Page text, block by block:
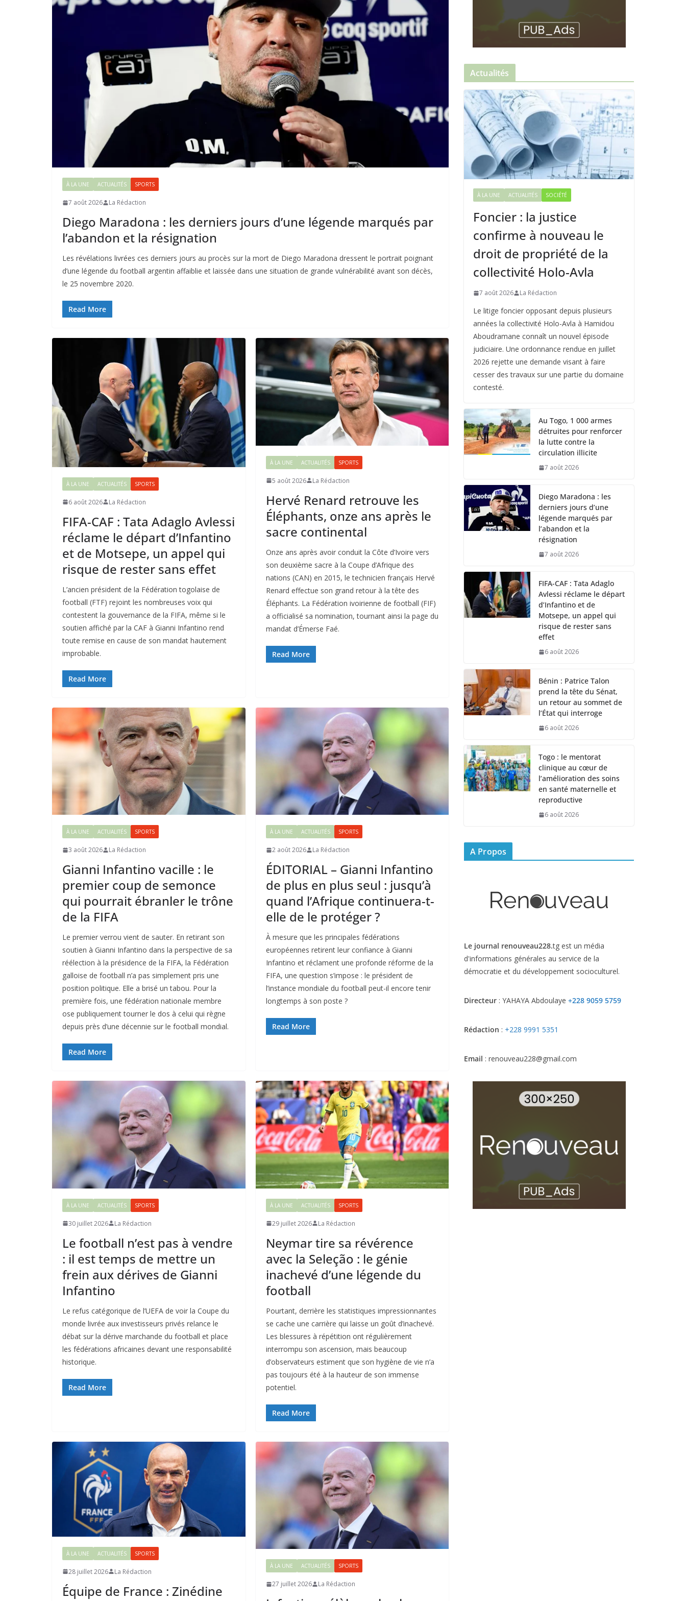
À LA UNE ACTUALITÉS SPORTS
7 août 2026 La Rédaction
Diego Maradona : les derniers jours d’une légende marqués par
l’abandon et la résignation
Les révélations livrées ces derniers jours au procès sur la mort de Diego Maradona dressent le portrait poignant
d’une légende du football argentin affaiblie et laissée dans une situation de grande vulnérabilité avant son décès,
le 25 novembre 2020.
Read More
À LA UNE ACTUALITÉS SPORTS
6 août 2026 La Rédaction
FIFA-CAF : Tata Adaglo Avlessi
réclame le départ d’Infantino
et de Motsepe, un appel qui
risque de rester sans effet
L’ancien président de la Fédération togolaise de
football (FTF) rejoint les nombreuses voix qui
contestent la gouvernance de la FIFA, même si le
soutien affiché par la CAF à Gianni Infantino rend
toute remise en cause de son mandat hautement
improbable.
Read More
À LA UNE ACTUALITÉS SPORTS
5 août 2026 La Rédaction
Hervé Renard retrouve les
Éléphants, onze ans après le
sacre continental
Onze ans après avoir conduit la Côte d’Ivoire vers
son deuxième sacre à la Coupe d’Afrique des
nations (CAN) en 2015, le technicien français Hervé
Renard effectue son grand retour à la tête des
Éléphants. La Fédération ivoirienne de football (FIF)
a officialisé sa nomination, tournant ainsi la page du
mandat d’Émerse Faé.
Read More
À LA UNE ACTUALITÉS SPORTS
3 août 2026 La Rédaction
Gianni Infantino vacille : le
premier coup de semonce
qui pourrait ébranler le trône
de la FIFA
Le premier verrou vient de sauter. En retirant son
soutien à Gianni Infantino dans la perspective de sa
réélection à la présidence de la FIFA, la Fédération
galloise de football n’a pas simplement pris une
position politique. Elle a brisé un tabou. Pour la
première fois, une fédération nationale membre
ose publiquement tourner le dos à celui qui règne
depuis près d’une décennie sur le football mondial.
Read More
À LA UNE ACTUALITÉS SPORTS
2 août 2026 La Rédaction
ÉDITORIAL – Gianni Infantino
de plus en plus seul : jusqu’à
quand l’Afrique continuera-t-
elle de le protéger ?
À mesure que les principales fédérations
européennes retirent leur confiance à Gianni
Infantino et réclament une profonde réforme de la
FIFA, une question s’impose : le président de
l’instance mondiale du football peut-il encore tenir
longtemps à son poste ?
Read More
À LA UNE ACTUALITÉS SPORTS
30 juillet 2026 La Rédaction
Le football n’est pas à vendre
: il est temps de mettre un
frein aux dérives de Gianni
Infantino
Le refus catégorique de l’UEFA de voir la Coupe du
monde livrée aux investisseurs privés relance le
débat sur la dérive marchande du football et place
les fédérations africaines devant une responsabilité
historique.
Read More
À LA UNE ACTUALITÉS SPORTS
29 juillet 2026 La Rédaction
Neymar tire sa révérence
avec la Seleção : le génie
inachevé d’une légende du
football
Pourtant, derrière les statistiques impressionnantes
se cache une carrière qui laisse un goût d’inachevé.
Les blessures à répétition ont régulièrement
interrompu son ascension, mais beaucoup
d’observateurs estiment que son hygiène de vie n’a
pas toujours été à la hauteur de son immense
potentiel.
Read More
À LA UNE ACTUALITÉS SPORTS
28 juillet 2026 La Rédaction
Équipe de France : Zinédine
À LA UNE ACTUALITÉS SPORTS
27 juillet 2026 La Rédaction
Actualités
À LA UNE ACTUALITÉS SOCIÉTÉ
Foncier : la justice
confirme à nouveau le
droit de propriété de la
collectivité Holo-Avla
7 août 2026 La Rédaction
Le litige foncier opposant depuis plusieurs
années la collectivité Holo-Avla à Hamidou
Aboudramane connaît un nouvel épisode
judiciaire. Une ordonnance rendue en juillet
2026 rejette une demande visant à faire
cesser des travaux sur une partie du domaine
contesté.
Au Togo, 1 000 armes
détruites pour renforcer
la lutte contre la
circulation illicite
7 août 2026
Diego Maradona : les
derniers jours d’une
légende marqués par
l’abandon et la
résignation
7 août 2026
FIFA-CAF : Tata Adaglo
Avlessi réclame le départ
d’Infantino et de
Motsepe, un appel qui
risque de rester sans
effet
6 août 2026
Bénin : Patrice Talon
prend la tête du Sénat,
un retour au sommet de
l’État qui interroge
6 août 2026
Togo : le mentorat
clinique au cœur de
l’amélioration des soins
en santé maternelle et
reproductive
6 août 2026
A Propos
Le journal renouveau228.tg est un média
d'informations générales au service de la
démocratie et du développement socioculturel.
Directeur : YAHAYA Abdoulaye +228 9059 5759
Rédaction : +228 9991 5351
Email : renouveau228@gmail.com